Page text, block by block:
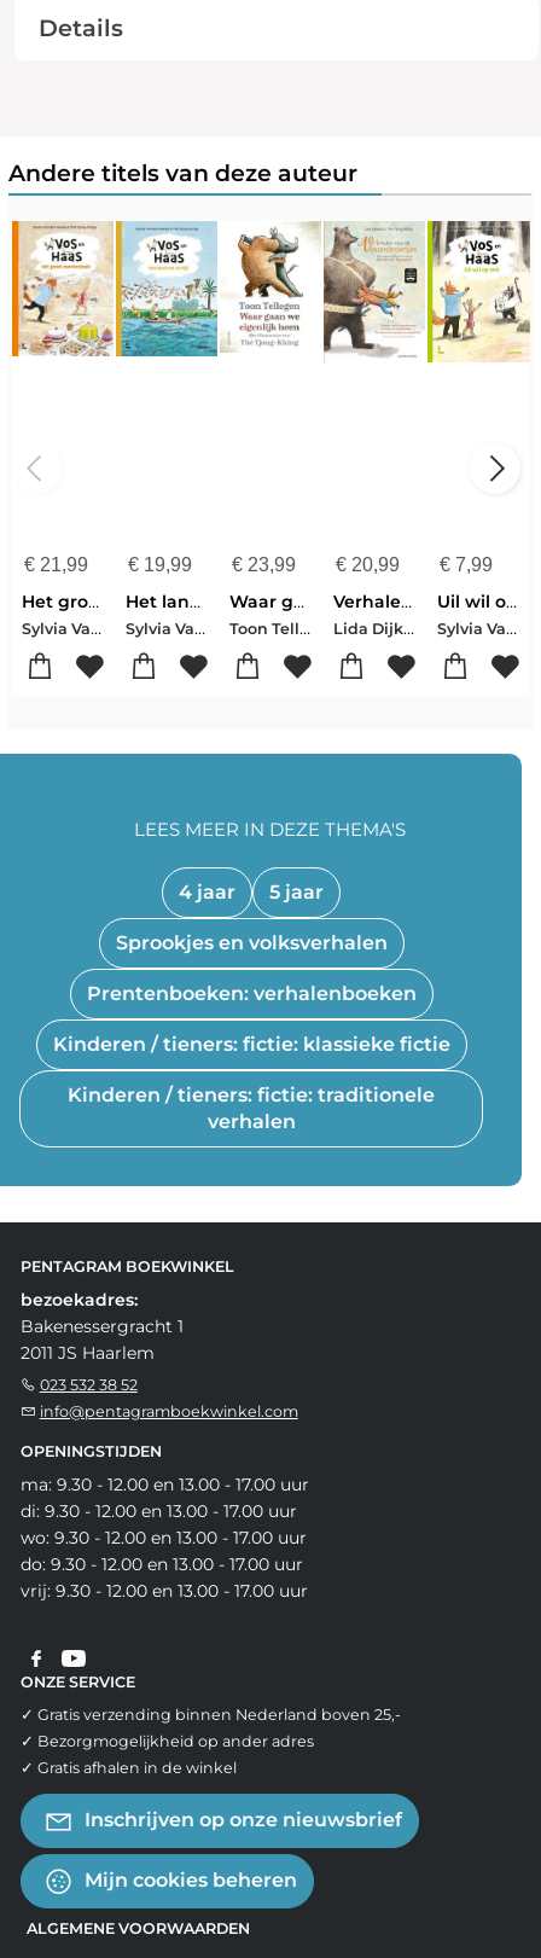
Details
Andere titels van deze auteur
€21,99
Het grote voorleesboek van Vos en Haas
Sylvia Vanden Heede-Thé Tjong-Khing
€19,99
Het land van de Nijl
Sylvia Vanden Heede-Thé Tjong-Khing
€ 23,99
Waar gaan we eigenlijk heen
Toon Tellegen-Thé Tjong-Khing
€ 20,99
Verhalen voor de vossenbroertjes
Lida Dijkstra
€ 7,99
Uil wil op reis
Sylvia Vanden Heede
4 jaar 5 jaar
Sprookjes en volksverhalen
Prentenboeken: verhalenboeken
Kinderen / tieners: fictie: klassieke fictie
Kinderen / tieners: fictie: traditionele
verhalen
LEES MEER IN DEZE THEMA'S
PENTAGRAM BOEKWINKEL
bezoekadres:
Bakenessergracht 1
2011 JS Haarlem
023 532 38 52
info@pentagramboekwinkel.com
OPENINGSTIJDEN
ma: 9.30 - 12.00 en 13.00 - 17.00 uur
di: 9.30 - 12.00 en 13.00 - 17.00 uur
wo: 9.30 - 12.00 en 13.00 - 17.00 uur
do: 9.30 - 12.00 en 13.00 - 17.00 uur
vrij: 9.30 - 12.00 en 13.00 - 17.00 uur
ONZE SERVICE
✓ Gratis verzending binnen Nederland boven 25,-
✓ Bezorgmogelijkheid op ander adres
✓ Gratis afhalen in de winkel
Inschrijven op onze nieuwsbrief
Mijn cookies beheren
ALGEMENE VOORWAARDEN